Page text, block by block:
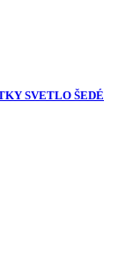
SVETLO ŠEDÉ